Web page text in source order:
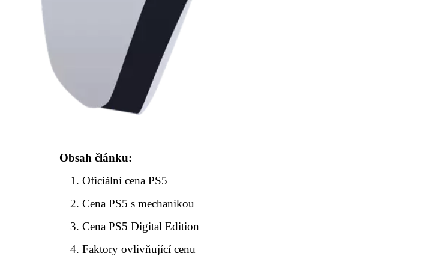
Obsah článku:
Oficiální cena PS5
Cena PS5 s mechanikou
Cena PS5 Digital Edition
Faktory ovlivňující cenu